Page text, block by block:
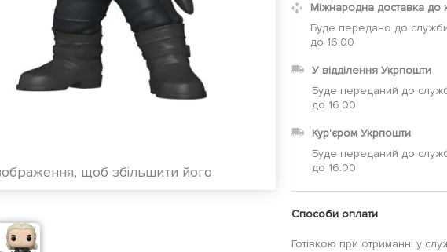
щоб збільшити його
Міжнародна доставка до
Буде передано до
до 16:00
У відділення Укрпошти
Буде переданий до
до 16.00
Кур'єром Укрпошти
Буде переданий до
до 16.00
Способи оплати
Готівкою при отриманні у